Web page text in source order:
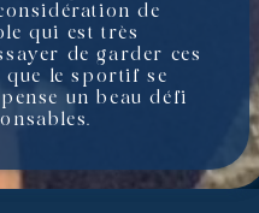
de
qui est très
de garder ces
que le sportif se
un beau défi